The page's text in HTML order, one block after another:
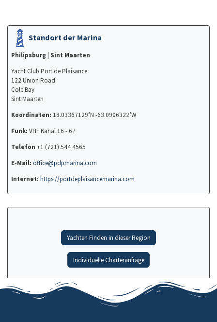
Standort der Marina
Philipsburg | Sint Maarten
Yacht Club Port de Plaisance
122 Union Road
Cole Bay
Sint Maarten
Koordinaten: 18.03367129°N -63.0906322°W
Funk: VHF Kanal 16 - 67
Telefon +1 (721) 544 4565
E-Mail: office@pdpmarina.com
Internet: https://portdeplaisancemarina.com
Yachten Finden in dieser Region
Individuelle Charteranfrage